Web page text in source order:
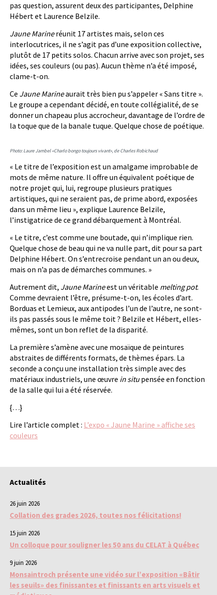
pas question, assurent deux des participantes, Delphine
Hébert et Laurence Belzile.
Jaune Marineréunit 17 artistes mais, selon ces
interlocutrices, il ne s’agit pas d’une exposition collective,
plutôt de 17 petits solos. Chacun arrive avec son projet, ses
idées, ses couleurs (ou pas). Aucun thème n’a été imposé,
clame-t-on.
Ce Jaune Marineaurait très bien pu s’appeler « Sans titre ».
Le groupe a cependant décidé, en toute collégialité, de se
donner un chapeau plus accrocheur, davantage de l’ordre de
la toque que de la banale tuque. Quelque chose de poétique.
Photo: Laure Jambel «Charlo bongo toujours vivant», de Charles Robichaud
« Le titre de l’exposition est un amalgame improbable de
mots de même nature. Il offre un équivalent poétique de
notre projet qui, lui, regroupe plusieurs pratiques
artistiques, qui ne seraient pas, de prime abord, exposées
dans un même lieu », explique Laurence Belzile,
l’instigatrice de ce grand débarquement à Montréal.
« Le titre, c’est comme une boutade, qui n’implique rien.
Quelque chose de beau qui ne va nulle part, dit pour sa part
Delphine Hébert. On s’entrecroise pendant un an ou deux,
mais on n’a pas de démarches communes. »
Autrement dit, Jaune Marineest un véritable melting pot.
Comme devraient l’être, présume-t-on, les écoles d’art.
Borduas et Lemieux, aux antipodes l’un de l’autre, ne sont-
ils pas passés sous le même toit ? Belzile et Hébert, elles-
mêmes, sont un bon reflet de la disparité.
La première s’amène avec une mosaïque de peintures
abstraites de différents formats, de thèmes épars. La
seconde a conçu une installation très simple avec des
matériaux industriels, une œuvre in situpensée en fonction
de la salle qui lui a été réservée.
{…}
Lire l’article complet : L’expo « Jaune Marine » affiche ses
couleurs
Actualités
26 juin 2026
Collation des grades 2026, toutes nos félicitations!
15 juin 2026
Un colloque pour souligner les 50 ans du CELAT à Québec
9 juin 2026
Monsaintroch présente une vidéo sur l’exposition «Bâtir
les seuils» des finissantes et finissants en arts visuels et